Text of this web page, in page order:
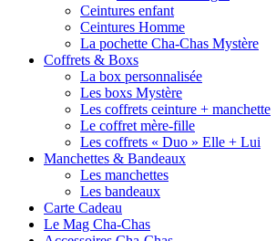
Ceintures enfant
Ceintures Homme
La pochette Cha-Chas Mystère
Coffrets & Boxs
La box personnalisée
Les boxs Mystère
Les coffrets ceinture + manchette
Le coffret mère-fille
Les coffrets « Duo » Elle + Lui
Manchettes & Bandeaux
Les manchettes
Les bandeaux
Carte Cadeau
Le Mag Cha-Chas